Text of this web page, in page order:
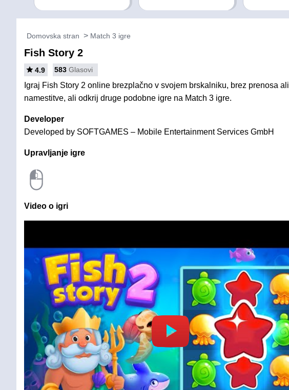
Domovska stran Match 3 igre
Fish Story 2
4.9 583 Glasovi
Igraj Fish Story 2 online brezplačno v svojem brskalniku, brez prenosa ali
namestitve, ali odkrij druge podobne igre na Match 3 igre.
Developer
Developed by SOFTGAMES – Mobile Entertainment Services GmbH
Upravljanje igre
Video o igri